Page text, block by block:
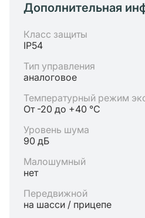
Дополнительная
Класс защиты
IP54
Тип управления
аналоговое
Температурный режим
От -20 до +40 °C
Уровень шума
90 дБ
Малошумный
нет
Передвижной
на шасси / прицепе